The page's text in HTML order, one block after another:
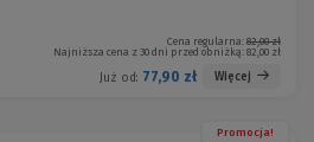
Cena regularna: 82,00 zł
Najniższa cena z 30 dni przed obniżką: 82,00 zł
Już od: 77,90 zł Więcej
Promocja!